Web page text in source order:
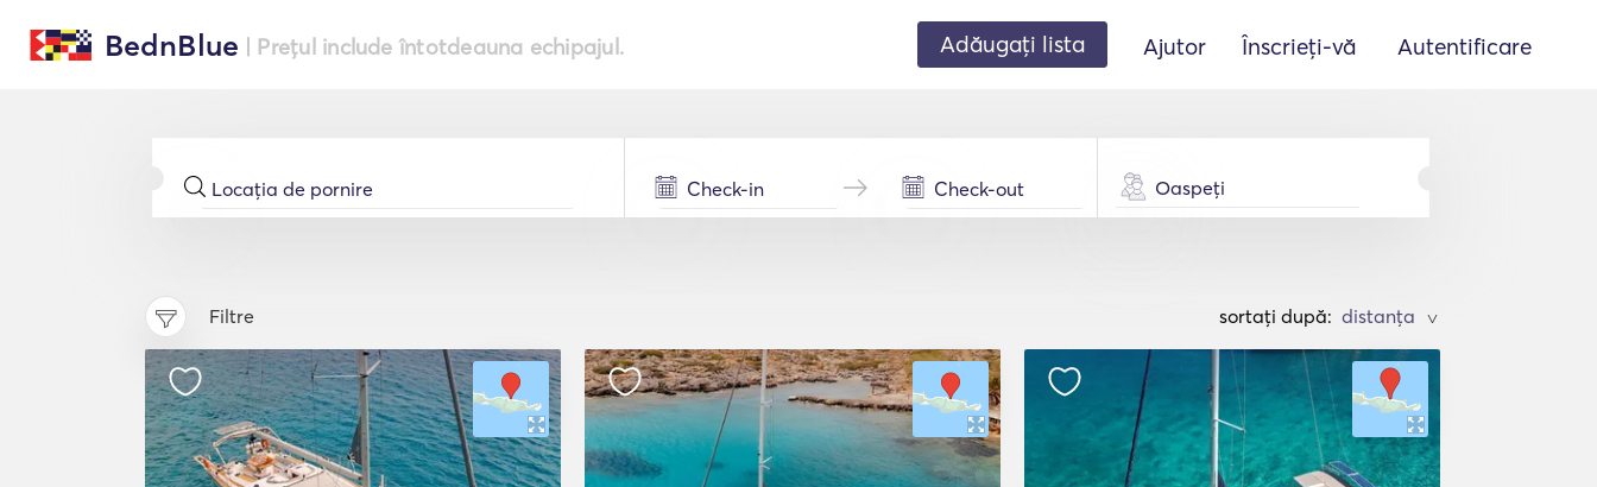
BednBlue | Prețul include întotdeauna echipajul. Adăugați lista Ajutor Înscrieți-vă Autentificare
Oaspeți
Filtre sortați după: >